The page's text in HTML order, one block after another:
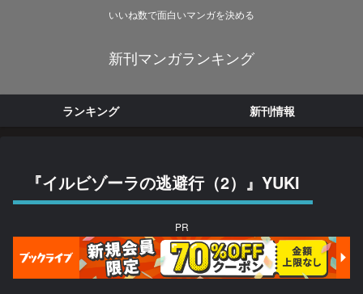
いいね数で面白いマンガを決める
新刊マンガランキング
ランキング 新刊情報
『イルビゾーラの逃避行（2）』YUKI
PR